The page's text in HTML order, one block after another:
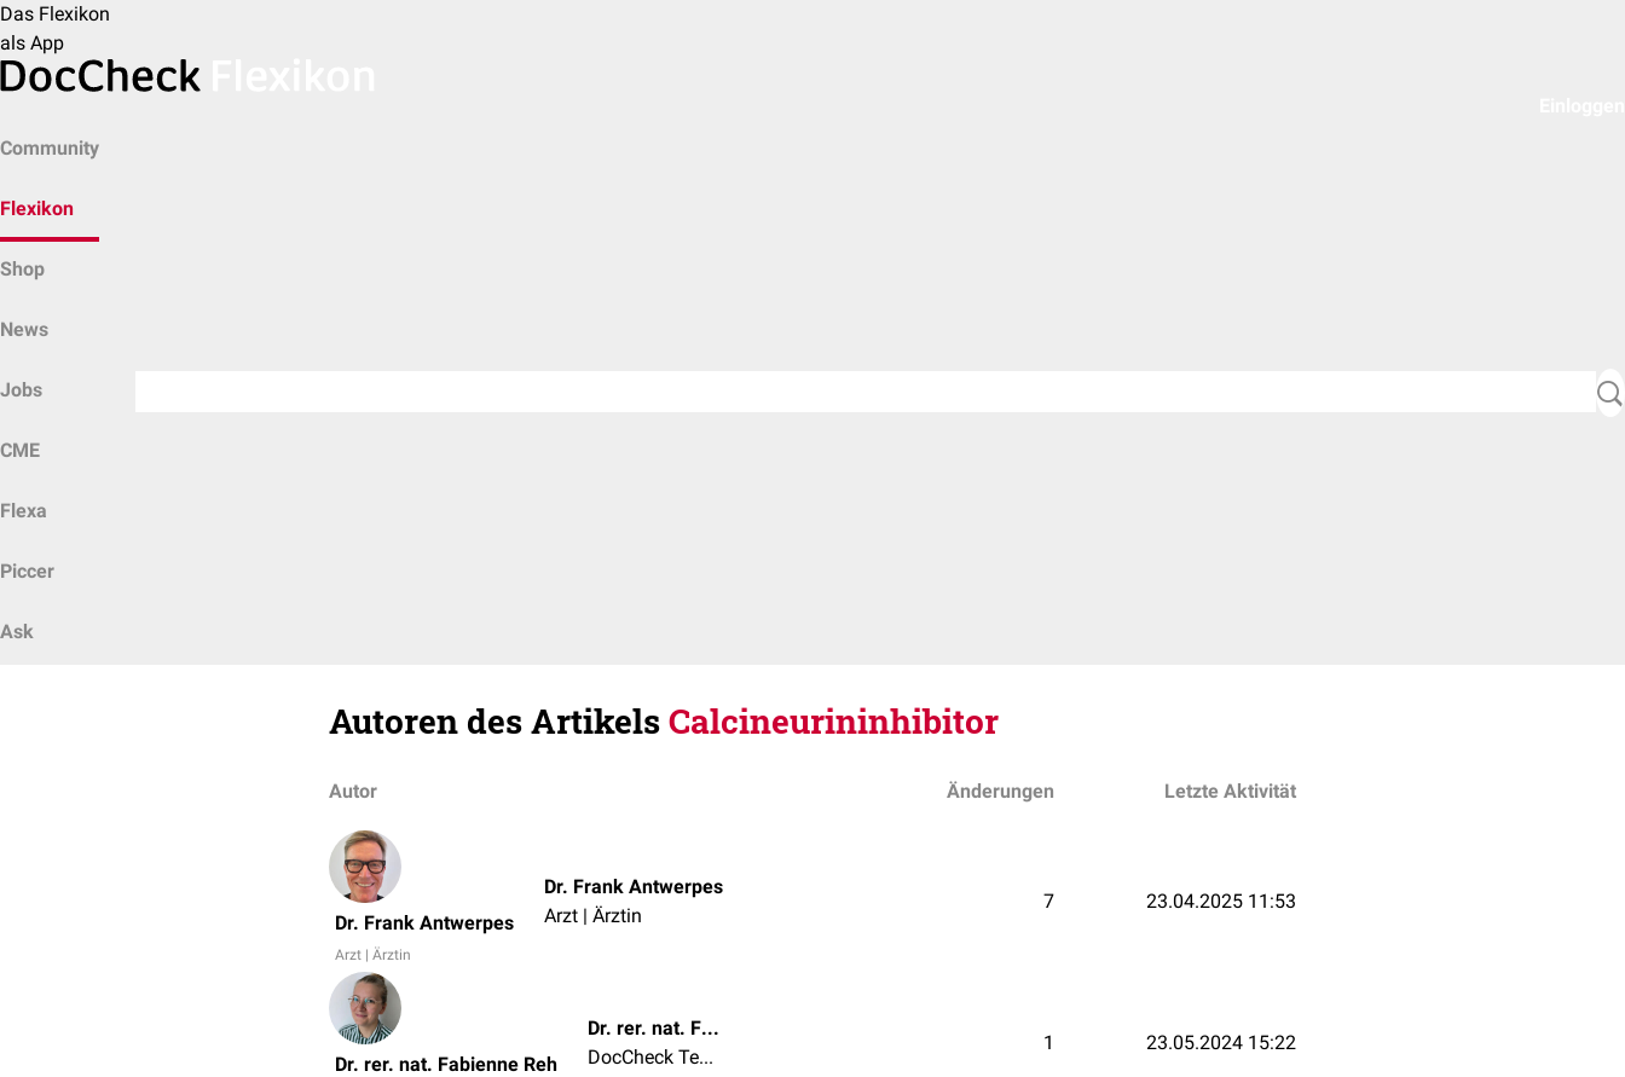
Das Flexikon
als App
Community
Flexikon
Shop
News
Jobs
CME
Flexa
Piccer
Ask
Autoren des ArtikelsCalcineurininhibitor
Autor Änderungen Letzte Aktivität
Dr. Frank Antwerpes
Arzt | Ärztin
Dr. Frank Antwerpes
Arzt | Ärztin
7 23.04.2025 11:53
Dr. rer. nat. Fabienne Reh
Dr. rer. nat. Fabienne Reh
DocCheck Team
1 23.05.2024 15:22